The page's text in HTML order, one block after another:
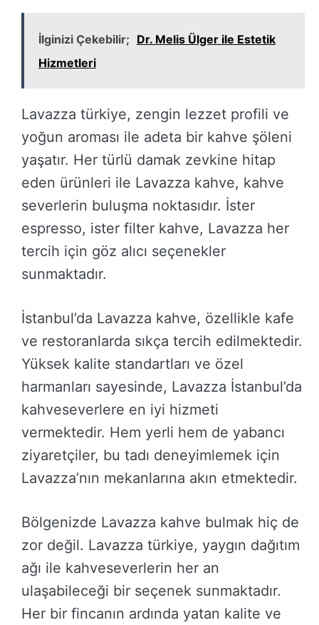
İlginizi Çekebilir; Dr. Melis Ülger ile Estetik
Hizmetleri
Lavazza türkiye, zengin lezzet profili ve
yoğun aroması ile adeta bir kahve şöleni
yaşatır. Her türlü damak zevkine hitap
eden ürünleri ile Lavazza kahve, kahve
severlerin buluşma noktasıdır. İster
espresso, ister filter kahve, Lavazza her
tercih için göz alıcı seçenekler
sunmaktadır.
İstanbul’da Lavazza kahve, özellikle kafe
ve restoranlarda sıkça tercih edilmektedir.
Yüksek kalite standartları ve özel
harmanları sayesinde, Lavazza İstanbul’da
kahveseverlere en iyi hizmeti
vermektedir. Hem yerli hem de yabancı
ziyaretçiler, bu tadı deneyimlemek için
Lavazza’nın mekanlarına akın etmektedir.
Bölgenizde Lavazza kahve bulmak hiç de
zor değil. Lavazza türkiye, yaygın dağıtım
ağı ile kahveseverlerin her an
ulaşabileceği bir seçenek sunmaktadır.
Her bir fincanın ardında yatan kalite ve